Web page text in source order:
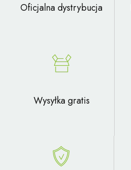
Oficjalna dystrybucja
Wysyłka gratis